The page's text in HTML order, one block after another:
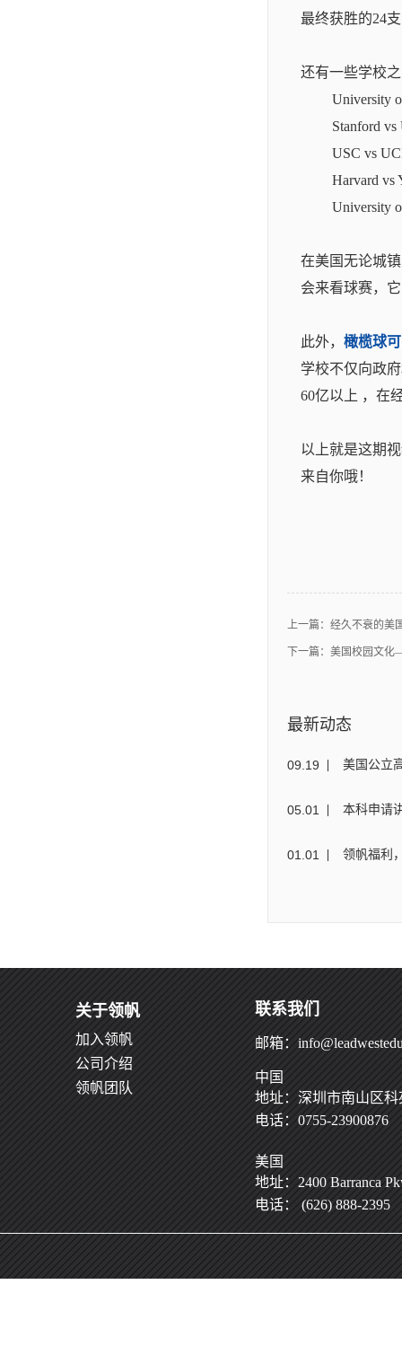
最终获胜的24
还有一些学校
University
Stanford
USC vs
Harvard
University
在美国无论城
会来看球赛，
此外， 橄榄球
学校不仅向政
60亿以上 ，在
以上就是这期
来自你哦！
上一篇： 经久不衰的美
下一篇： 美国校园文化
最新动态
09 19 美国公立
05 01 本科申请
01 01 领帆福利
关于领帆
加入领帆
公司介绍
领帆团队
联系我们
邮箱：
中国
地址：深圳市南山区科
电话：0755-23900876
美国
地址：2400 Barranca
电话： (626) 888-2395